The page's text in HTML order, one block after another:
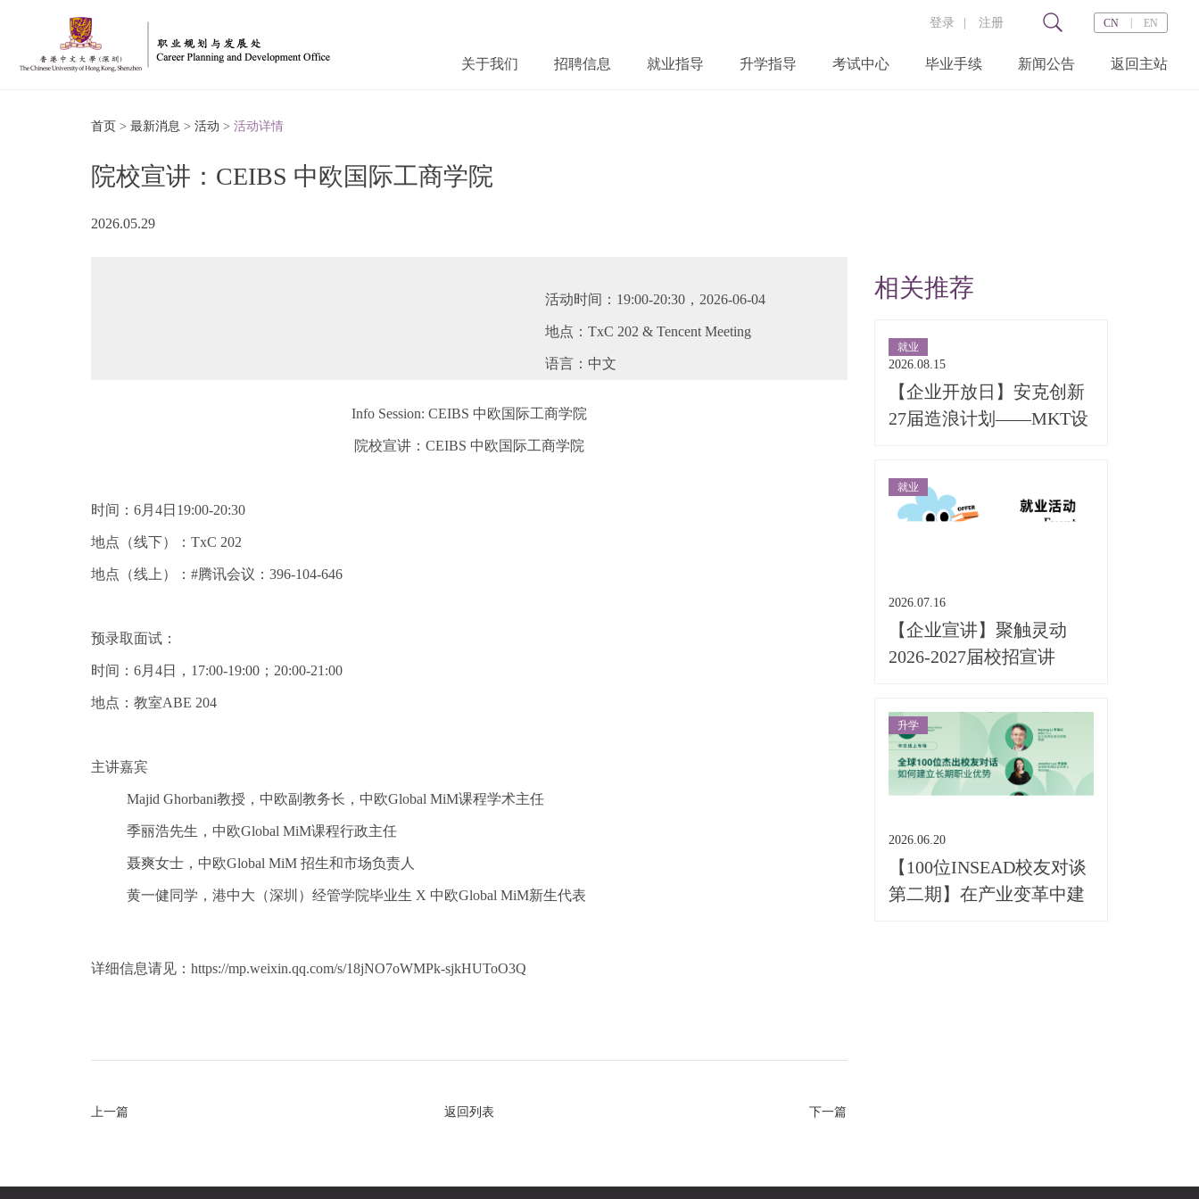
登录 注册 CN EN
关于我们 招聘信息 就业指导 升学指导 考试中心 毕业手续 新闻公告 返回主站
首页 > 最新消息 > 活动 > 活动详情
院校宣讲：CEIBS 中欧国际工商学院
2026.05.29
活动时间：19:00-20:30，2026-06-04
地点：TxC 202 & Tencent Meeting
语言：中文
Info Session: CEIBS 中欧国际工商学院
院校宣讲：CEIBS 中欧国际工商学院
时间：6月4日19:00-20:30
地点（线下）：TxC 202
地点（线上）：#腾讯会议：396-104-646
预录取面试：
时间：6月4日，17:00-19:00；20:00-21:00
地点：教室ABE 204
主讲嘉宾
Majid Ghorbani教授，中欧副教务长，中欧Global MiM课程学术主任
季丽浩先生，中欧Global MiM课程行政主任
聂爽女士，中欧Global MiM 招生和市场负责人
黄一健同学，港中大（深圳）经管学院毕业生 X 中欧Global MiM新生代表
详细信息请见：https://mp.weixin.qq.com/s/18jNO7oWMPk-sjkHUToO3Q
上一篇 返回列表 下一篇
相关推荐
就业
2026.08.15
【企业开放日】安克创新
27届造浪计划——MKT设
就业
2026.07.16
【企业宣讲】聚触灵动
2026-2027届校招宣讲
升学
2026.06.20
【100位INSEAD校友对谈
第二期】在产业变革中建